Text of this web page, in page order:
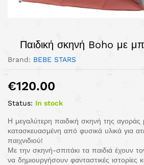
Παιδική σκηνή Boho με
Brand: BEBE STARS
€120.00
Status: In stock
Η μεγαλύτερη παιδική σκηνή της αγοράς
κατασκευασμένη από φυσικά υλικά για
παιχνιδιού!
Με την σκηνή-σπιτάκι τα παιδιά έχουν
να δημιουργήσουν φανταστικές ιστορίες